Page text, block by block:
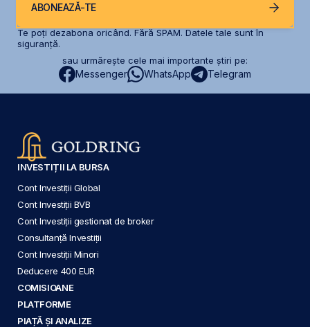
ABONEAZĂ-TE
Te poți dezabona oricând. Fără SPAM. Datele tale sunt în
siguranță.
sau urmărește cele mai importante știri pe:
Messenger WhatsApp Telegram
INVESTIȚII LA BURSA
Cont Investiții Global
Cont Investiții BVB
Cont Investiții gestionat de broker
Consultanță Investiții
Cont Investiții Minori
Deducere 400 EUR
COMISIOANE
PLATFORME
PIAȚĂ ȘI ANALIZE